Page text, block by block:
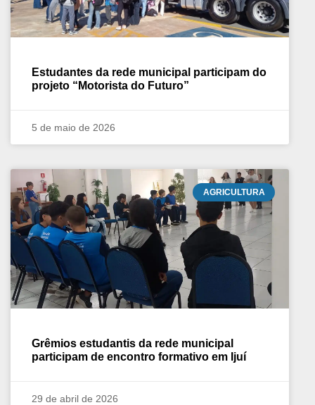
Estudantes da rede municipal participam do
projeto “Motorista do Futuro”
5 de maio de 2026
AGRICULTURA
Grêmios estudantis da rede municipal
participam de encontro formativo em Ijuí
29 de abril de 2026